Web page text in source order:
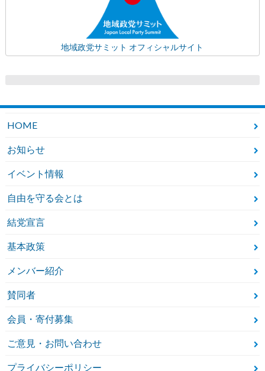
地域政党サミット オフィシャルサイト
HOME
お知らせ
イベント情報
自由を守る会とは
結党宣言
基本政策
メンバー紹介
賛同者
会員・寄付募集
ご意見・お問い合わせ
プライバシーポリシー